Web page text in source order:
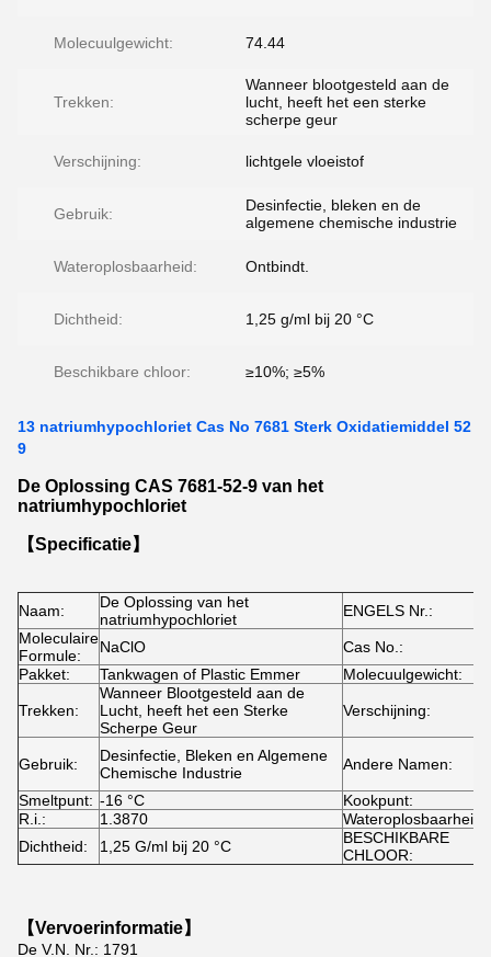
Molecuulgewicht: 74.44
Trekken:
Wanneer blootgesteld aan de
lucht, heeft het een sterke
scherpe geur
Verschijning: lichtgele vloeistof
Gebruik:
Desinfectie, bleken en de
algemene chemische industrie
Wateroplosbaarheid: Ontbindt.
Dichtheid: 1,25 g/ml bij 20 °C
Beschikbare chloor: ≥10%; ≥5%
13 natriumhypochloriet Cas No 7681 Sterk Oxidatiemiddel 52
9
De Oplossing CAS 7681-52-9 van het
natriumhypochloriet
【Specificatie】
Naam:
De Oplossing van het
natriumhypochloriet
ENGELS Nr.:
Moleculaire
Formule:
NaClO Cas No.:
Pakket:
Tankwagen of Plastic Emmer Molecuulgewicht:
Trekken:
Wanneer Blootgesteld aan de
Lucht, heeft het een Sterke
Scherpe Geur
Verschijning:
Gebruik:
Desinfectie, Bleken en Algemene
Chemische Industrie
Andere Namen:
Smeltpunt: -16 °C Kookpunt:
R.i.:
1.3870 Wateroplosbaarheid:
Dichtheid:
1,25 G/ml bij 20 °C
BESCHIKBARE
CHLOOR:
【Vervoerinformatie】
De V.N. Nr.: 1791